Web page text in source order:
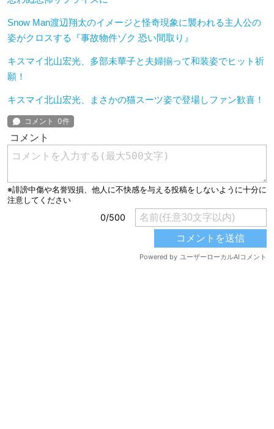
Snow Man渡辺翔太のイメージと怪奇現象に襲われる主人公の
姿がクロスする『事故物件ゾク 恐い間取り』
キスマイ北山宏光、多部未華子と夫婦揃って和装姿でヒット祈
願！
キスマイ北山宏光、まさかの猫スーツ姿で登場しファン歓喜！